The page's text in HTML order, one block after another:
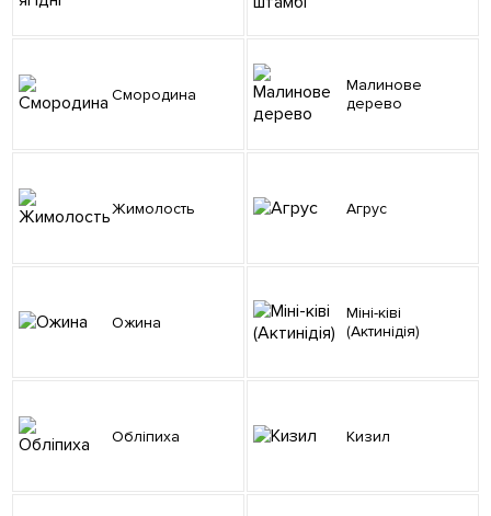
Смородина
Малинове
дерево
Жимолость Агрус
Ожина
Міні-ківі
(Актинідія)
Обліпиха Кизил